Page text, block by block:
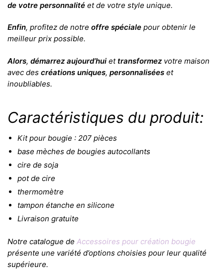
de votre personnalité et de votre style unique.
Enfin, profitez de notre offre spéciale pour obtenir le
meilleur prix possible.
Alors, démarrez aujourd’hui et transformez votre maison
avec des créations uniques, personnalisées et
inoubliables.
Caractéristiques du produit:
Kit pour bougie : 207 pièces
base mèches de bougies autocollants
cire de soja
pot de cire
thermomètre
tampon étanche en silicone
Livraison gratuite
Notre catalogue de Accessoires pour création bougie
présente une variété d’options choisies pour leur qualité
supérieure.